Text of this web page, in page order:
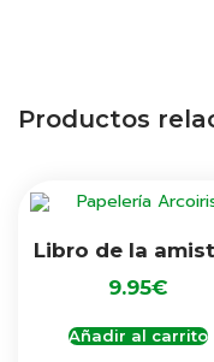
Productos
Libro de la
9.95€
Añadir al carrito